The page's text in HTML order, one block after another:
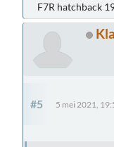
F7R hatchback
#5 5 mei 2021,